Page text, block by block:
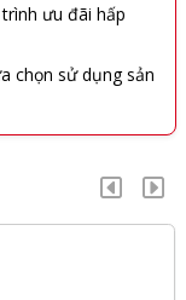
ưu đãi hấp
chọn sử dụng sản